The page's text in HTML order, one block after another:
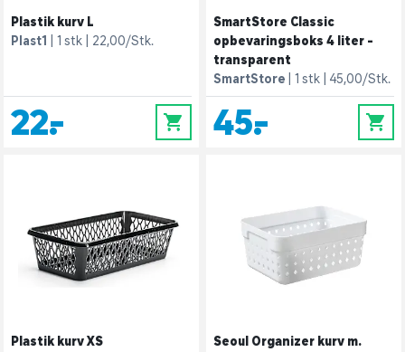
Plastik kurv L
Plast1
1 stk 22,00/Stk.
22,- 0
SmartStore Classic
opbevaringsboks 4 liter -
transparent
SmartStore
1 stk 45,00/Stk.
45,- 0
Plastik kurv XS
Seoul Organizer kurv m.